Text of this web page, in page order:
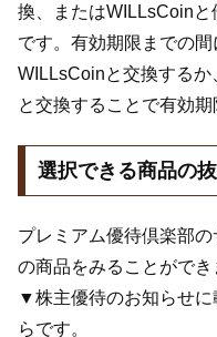
換、またはWILLsCoin
です。有効期限までの
WILLsCoinと交換する
と交換することで有効期
選択できる商品の
プレミアム優待倶楽部
の商品をみることができ
▼株主優待のお知らせに
らです。